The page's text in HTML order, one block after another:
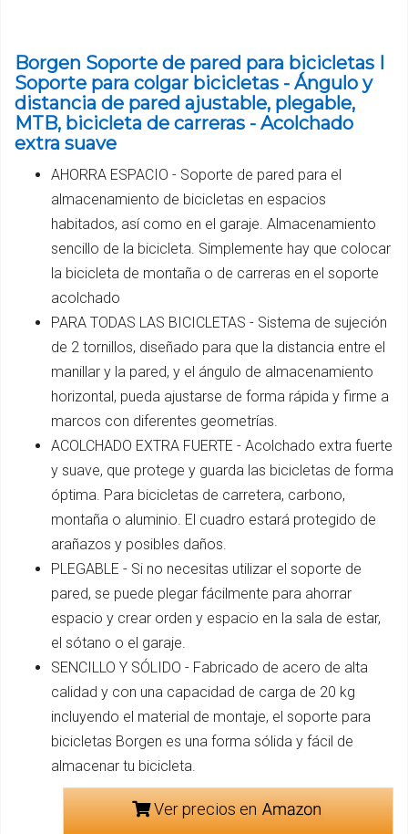
Borgen Soporte de pared para bicicletas I
Soporte para colgar bicicletas - Ángulo y
distancia de pared ajustable, plegable,
MTB, bicicleta de carreras - Acolchado
extra suave
AHORRA ESPACIO - Soporte de pared para el
almacenamiento de bicicletas en espacios
habitados, así como en el garaje. Almacenamiento
sencillo de la bicicleta. Simplemente hay que colocar
la bicicleta de montaña o de carreras en el soporte
acolchado
PARA TODAS LAS BICICLETAS - Sistema de sujeción
de 2 tornillos, diseñado para que la distancia entre el
manillar y la pared, y el ángulo de almacenamiento
horizontal, pueda ajustarse de forma rápida y firme a
marcos con diferentes geometrías.
ACOLCHADO EXTRA FUERTE - Acolchado extra fuerte
y suave, que protege y guarda las bicicletas de forma
óptima. Para bicicletas de carretera, carbono,
montaña o aluminio. El cuadro estará protegido de
arañazos y posibles daños.
PLEGABLE - Si no necesitas utilizar el soporte de
pared, se puede plegar fácilmente para ahorrar
espacio y crear orden y espacio en la sala de estar,
el sótano o el garaje.
SENCILLO Y SÓLIDO - Fabricado de acero de alta
calidad y con una capacidad de carga de 20 kg
incluyendo el material de montaje, el soporte para
bicicletas Borgen es una forma sólida y fácil de
almacenar tu bicicleta.
Ver precios en